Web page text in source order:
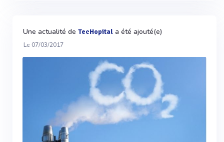
Une actualité de TecHopital a été ajouté(e)
Le 07/03/2017